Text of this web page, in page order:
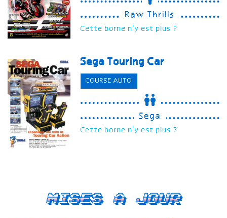
Raw Thrills
Cette borne n'y est plus ?
Sega Touring Car
COURSE AUTO
Sega
Cette borne n'y est plus ?
Mises a jour